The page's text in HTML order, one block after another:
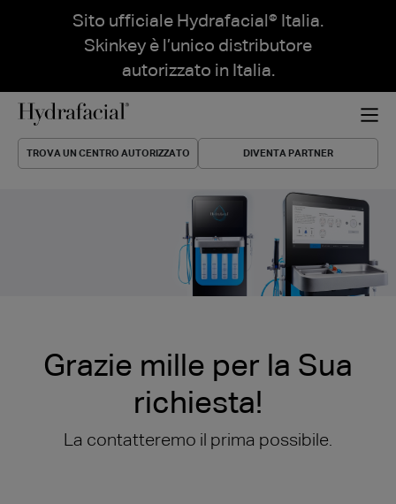
Sito ufficiale Hydrafacial® Italia.
Skinkey è l’unico distributore
autorizzato in Italia.
TROVA UN CENTRO AUTORIZZATO DIVENTA PARTNER
Grazie mille per la Sua
richiesta!
La contatteremo il prima possibile.